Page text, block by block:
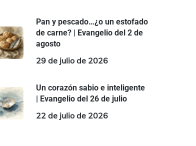
Pan y pescado…¿o un estofado
de carne? | Evangelio del 2 de
agosto
29 de julio de 2026
Un corazón sabio e inteligente
| Evangelio del 26 de julio
22 de julio de 2026